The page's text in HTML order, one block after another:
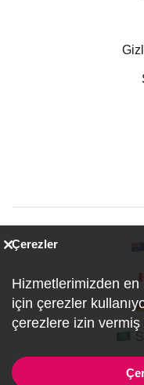
Çerezler
Hizmetlerimizden
için çerezler
çerezlere izin vermiş